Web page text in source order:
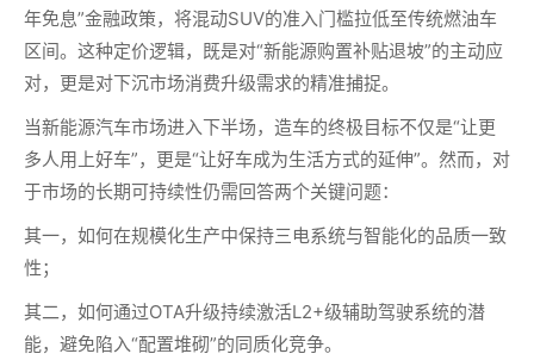
年免息”金融政策，将混动SUV的准入门槛拉低至传统燃油车
区间。这种定价逻辑，既是对“新能源购置补贴退坡”的主动应
对，更是对下沉市场消费升级需求的精准捕捉。
当新能源汽车市场进入下半场，造车的终极目标不仅是“让更
多人用上好车”，更是“让好车成为生活方式的延伸”。然而，对
于市场的长期可持续性仍需回答两个关键问题：
其一，如何在规模化生产中保持三电系统与智能化的品质一致
性；
其二，如何通过OTA升级持续激活L2+级辅助驾驶系统的潜
能，避免陷入“配置堆砌”的同质化竞争。